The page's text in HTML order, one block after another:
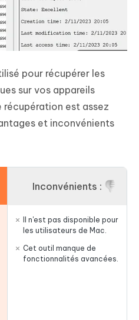
pour récupérer les
sur vos appareils
récupération est assez
et inconvénients
Inconvénients :
Il n'est pas disponible pour
les utilisateurs de Mac.
Cet outil manque de
fonctionnalités avancées.